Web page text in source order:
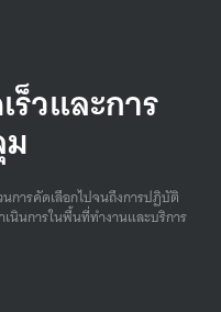
ร็วและการ
การคัดเลือกไปจนถึงการปฏิบัติ
นินการในพื้นที่ทํางานและบริการ